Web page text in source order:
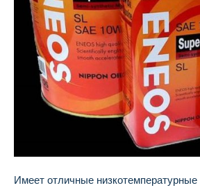
Имеет отличные низкотемпературные